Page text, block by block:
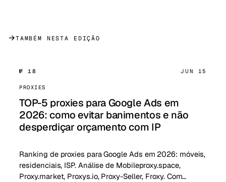
→TAMBÉM NESTA EDIÇÃO
№ 18 JUN 15
PROXIES
TOP-5 proxies para Google Ads em
2026: como evitar banimentos e não
desperdiçar orçamento com IP
Ranking de proxies para Google Ads em 2026: móveis,
residenciais, ISP. Análise de Mobileproxy.space,
Proxy.market, Proxys.io, Proxy-Seller, Froxy. Com…